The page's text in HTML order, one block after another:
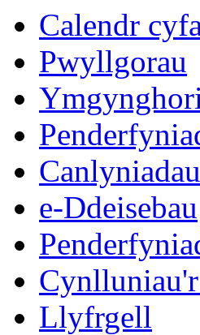
Calendr
Pwyllgorau
e-Ddeisebau
Llyfrgell